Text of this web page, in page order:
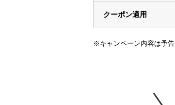
クーポン適用
※キャンペーン内容は予